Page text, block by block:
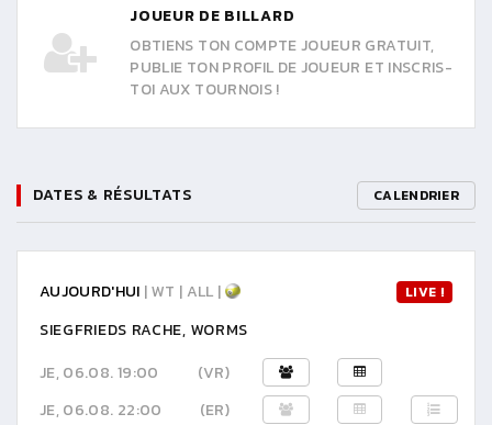
JOUEUR DE BILLARD
OBTIENS TON COMPTE JOUEUR GRATUIT,
PUBLIE TON PROFIL DE JOUEUR ET INSCRIS-
TOI AUX TOURNOIS !
DATES & RÉSULTATS CALENDRIER
AUJOURD'HUI | WT | ALL | LIVE !
SIEGFRIEDS RACHE, WORMS
JE, 06.08. 19:00
(VR)
JE, 06.08. 22:00
(ER)